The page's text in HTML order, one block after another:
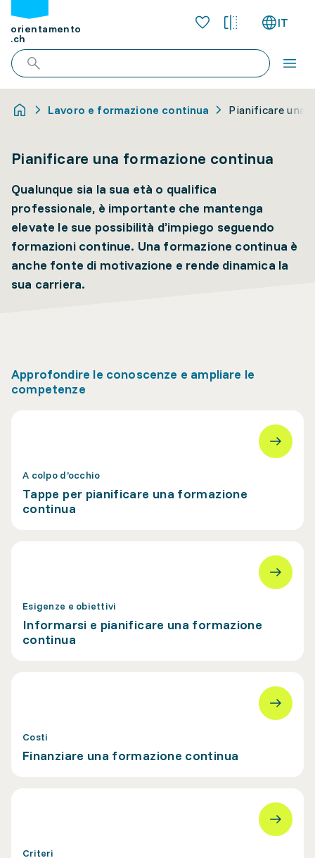
orientamento
.ch
IT
Lavoro e formazione continua Pianificare una
Pianificare una formazione continua
Qualunque sia la sua età o qualifica
professionale, è importante che mantenga
elevate le sue possibilità d’impiego seguendo
formazioni continue. Una formazione continua è
anche fonte di motivazione e rende dinamica la
sua carriera.
Approfondire le conoscenze e ampliare le
competenze
A colpo d’occhio
Tappe per pianificare una formazione
continua
Esigenze e obiettivi
Informarsi e pianificare una formazione
continua
Costi
Finanziare una formazione continua
Criteri